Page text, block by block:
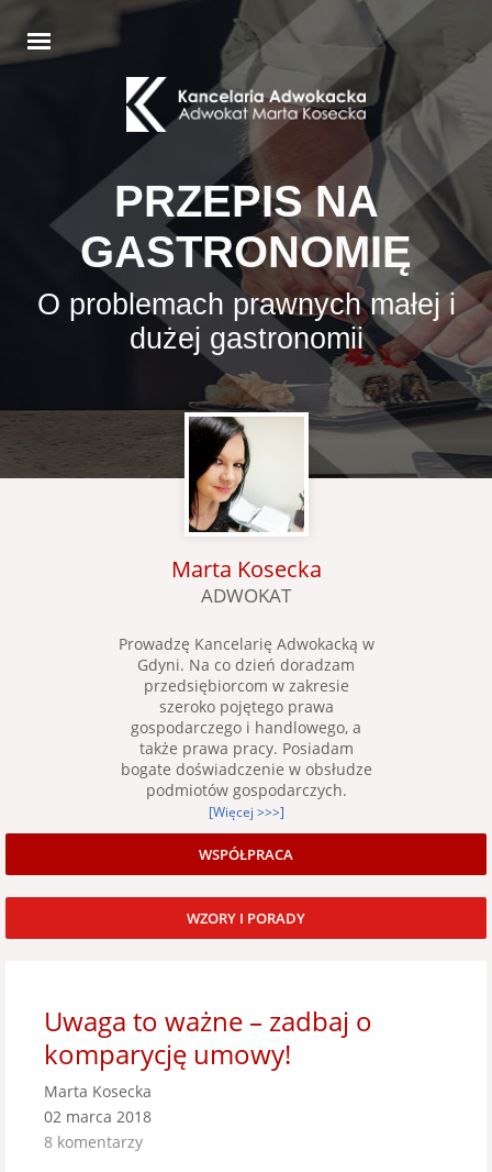
PRZEPIS NA
GASTRONOMIĘ
O problemach prawnych małej i
dużej gastronomii
Marta Kosecka
ADWOKAT
Prowadzę Kancelarię Adwokacką w
Gdyni. Na co dzień doradzam
przedsiębiorcom w zakresie
szeroko pojętego prawa
gospodarczego i handlowego, a
także prawa pracy. Posiadam
bogate doświadczenie w obsłudze
podmiotów gospodarczych.
[Więcej >>>]
WSPÓŁPRACA
WZORY I PORADY
Uwaga to ważne – zadbaj o
komparycję umowy!
Marta Kosecka
02 marca 2018
8 komentarzy